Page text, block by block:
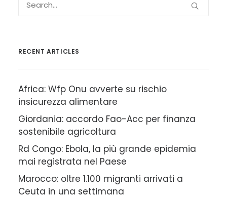
RECENT ARTICLES
Africa: Wfp Onu avverte su rischio
insicurezza alimentare
Giordania: accordo Fao-Acc per finanza
sostenibile agricoltura
Rd Congo: Ebola, la più grande epidemia
mai registrata nel Paese
Marocco: oltre 1.100 migranti arrivati a
Ceuta in una settimana